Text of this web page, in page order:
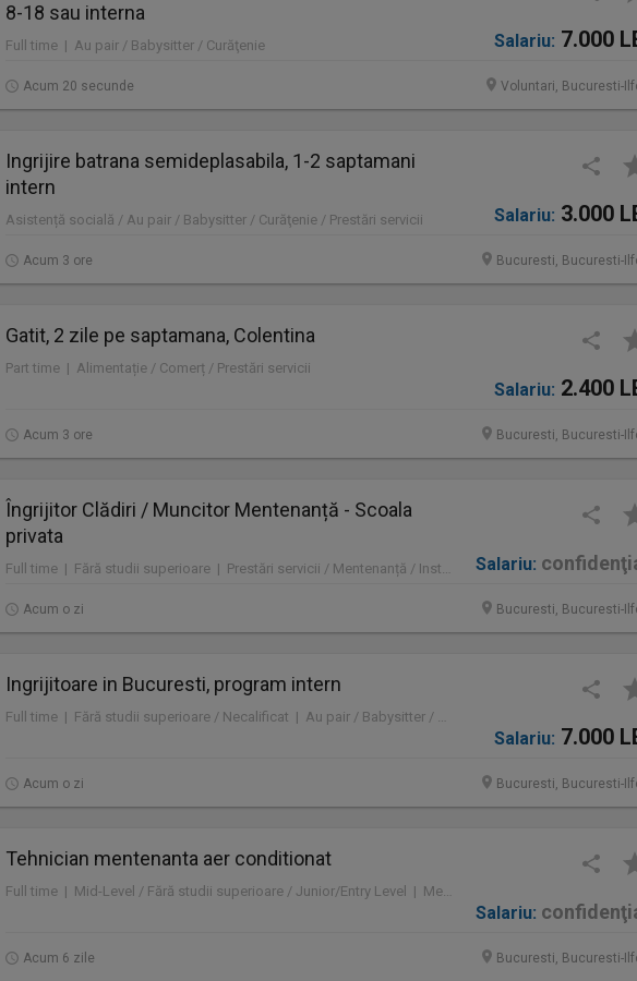
8-18 sau interna
Full time | Au pair / Babysitter / Curăţenie Salariu: 7.000
Acum 20 secunde Voluntari, Bucuresti-
Ingrijire batrana semideplasabila, 1-2 saptamani
intern
Asistență socială / Au pair / Babysitter / Curăţenie / Prestări servicii Salariu: 3.000
Acum 3 ore Bucuresti, Bucuresti-
Gatit, 2 zile pe saptamana, Colentina
Part time | Alimentație / Comerț / Prestări servicii
Salariu: 2.400
Acum 3 ore Bucuresti, Bucuresti-
Îngrijitor Clădiri / Muncitor Mentenanță - Scoala
privata
Full time | Fără studii superioare | Prestări servicii / Mentenanță / Instalații / Construcţii / Amenajări Salariu:
Acum o zi Bucuresti, Bucuresti-
Ingrijitoare in Bucuresti, program intern
Full time | Fără studii superioare / Necalificat | Au pair / Babysitter / Curăţenie / Prestări servicii
Salariu: 7.000
Acum o zi Bucuresti, Bucuresti-
Tehnician mentenanta aer conditionat
Full time | Mid-Level / Fără studii superioare / Junior/Entry Level | Mentenanță / Instalații
Salariu:
Acum 6 zile Bucuresti, Bucuresti-